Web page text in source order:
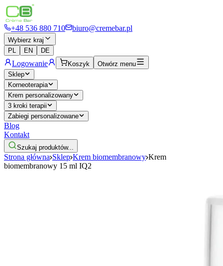
+48 536 880 710 biuro@cremebar.pl
Wybierz kraj
PL
EN DE
Logowanie Koszyk
Otwórz menu
Sklep
Korneoterapia
Krem personalizowany
3 kroki terapii
Zabiegi personalizowane
Blog
Kontakt
Szukaj produktów...
Strona główna Sklep Krem biomembranowy Krem
biomembranowy 15 ml IQ2